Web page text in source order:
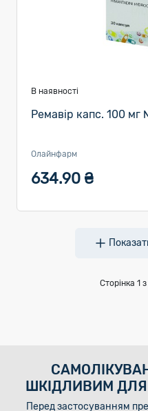
В наявності
Ремавір капс. 100
Олайнфарм
634.90 ₴
Сторінка 1
ШКІДЛИВИМ
Перед застосуванням